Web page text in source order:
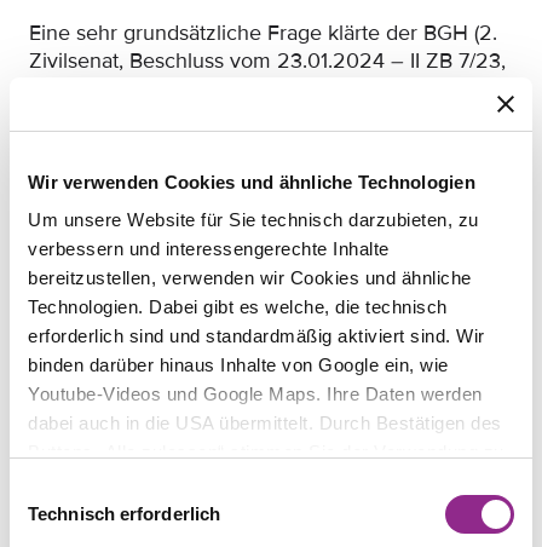
Wir verwenden Cookies und ähnliche Technologien
Um unsere Website für Sie technisch darzubieten, zu
verbessern und interessengerechte Inhalte
bereitzustellen, verwenden wir Cookies und ähnliche
Technologien. Dabei gibt es welche, die technisch
erforderlich sind und standardmäßig aktiviert sind. Wir
binden darüber hinaus Inhalte von Google ein, wie
Youtube-Videos und Google Maps. Ihre Daten werden
dabei auch in die USA übermittelt. Durch Bestätigen des
Sie einzelne Kategorien an- oder abwählen und „Auswahl
erlauben“ klicken. Mit „Ablehnen“ werden keine Cookies
Technisch erforderlich
Eine sehr grundsätzliche Frage klärte der BGH (2.
Zivilsenat, Beschluss vom 23.01.2024 – II ZB 7/23,
Art. 17 Abs. 1 DS-GVO auf Löschung seines
Geburtsdatums und seines Wohnorts aus dem
Handelsregister hat. Datenschutzkönnen beweist
das Gericht auch wenn es darlegt, warum selbst
„gefährdete“ Personen kein Widerspruchsrecht
nach Art. 21 DS-GVO haben: Wegen der
Rechtspflicht der Registergerichte zur Verarbeitung
der personenbezogenen Daten von
Geschäftsführern nach Art. 6 Abs. 1 lit. c DS-GVO
scheidet ein Widerspruchsrecht aus, das nur bei